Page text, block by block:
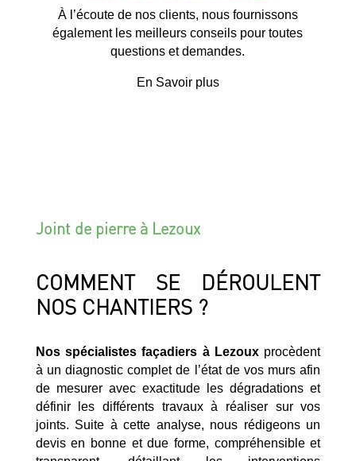
À l’écoute de nos clients, nous fournissons
également les meilleurs conseils pour toutes
questions et demandes.
En Savoir plus
Joint de pierre à Lezoux
COMMENT SE DÉROULENT
NOS CHANTIERS ?
Nos spécialistes façadiers à Lezouxprocèdent
à un diagnostic complet de l’état de vos murs afin
de mesurer avec exactitude les dégradations et
définir les différents travaux à réaliser sur vos
joints. Suite à cette analyse, nous rédigeons un
devis en bonne et due forme, compréhensible et